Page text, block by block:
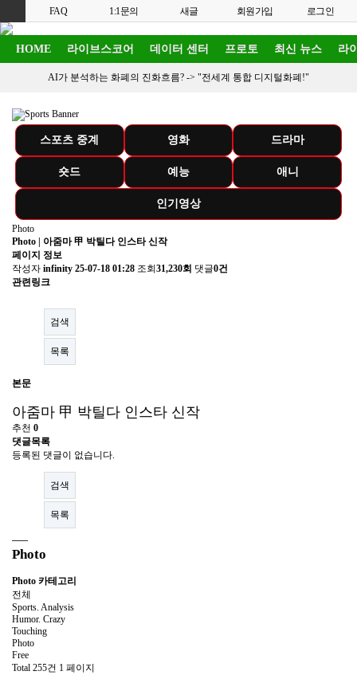
FAQ 1:1문의 새글 회원가입 로그인
HOME 라이브스코어 데이터 센터 프로토 최신 뉴스 라
AI가 분석하는 화폐의 진화흐름? -> "전세계 통합 디지털화폐!"
스포츠 중계 영화 드라마
숏드 예능 애니
인기영상
Photo
Photo | 아줌마 甲 박틸다 인스타 신작
페이지 정보
작성자 infinity 25-07-18 01:28 조회 31,230회 댓글0건
관련링크
검색
목록
본문
아줌마 甲 박틸다 인스타 신작
추천 0
댓글목록
등록된 댓글이 없습니다.
검색
목록
Photo
Photo 카테고리
전체
Sports. Analysis
Humor. Crazy
Touching
Photo
Free
Total 255건 1 페이지